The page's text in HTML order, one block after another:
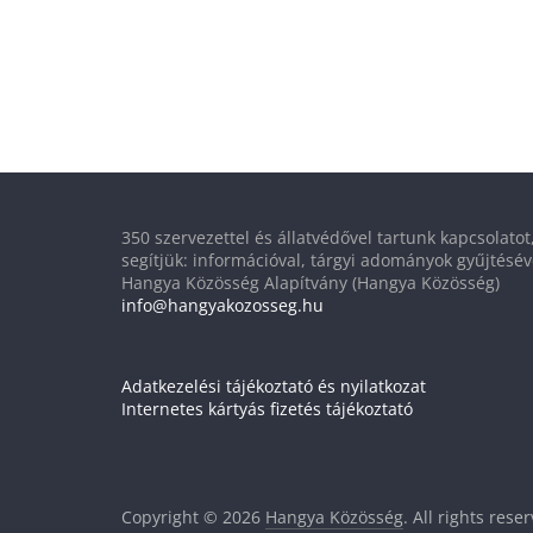
350 szervezettel és állatvédővel tartunk
segítjük: információval, tárgyi adományok
Hangya Közösség Alapítvány (Hangya Közösség)
info@hangyakozosseg.hu
Adatkezelési tájékoztató és nyilatkozat
Internetes kártyás fizetés tájékoztató
Copyright © 2026 Hangya Közösség. All rights